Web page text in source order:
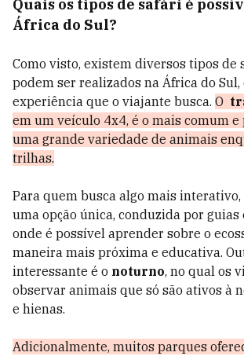
Quais os tipos de safári é
África do Sul?
Como visto, existem diversos tipos de
podem ser realizados na África do
experiência que o viajante busca. O
em um veículo 4x4, é o mais comum
uma grande variedade de animais
trilhas.
Para quem busca algo mais interativo,
uma opção única, conduzida por guias
onde é possível aprender sobre o
maneira mais próxima e educativa.
interessante é o noturno, no qual os
observar animais que só são ativos à
e hienas.
Adicionalmente, muitos parques